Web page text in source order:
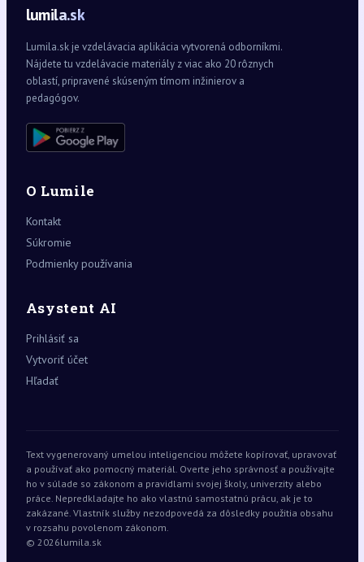
lumila.sk
Lumila.sk je vzdelávacia aplikácia vytvorená odborníkmi.
Nájdete tu vzdelávacie materiály z viac ako 20 rôznych
oblastí, pripravené skúseným tímom inžinierov a
pedagógov.
O Lumile
Kontakt
Súkromie
Podmienky používania
Asystent AI
Prihlásiť sa
Vytvoriť účet
Hľadať
Text vygenerovaný umelou inteligenciou môžete kopírovať, upravovať
a používať ako pomocný materiál. Overte jeho správnosť a používajte
ho v súlade so zákonom a pravidlami svojej školy, univerzity alebo
práce. Nepredkladajte ho ako vlastnú samostatnú prácu, ak je to
zakázané. Vlastník služby nezodpovedá za dôsledky použitia obsahu
v rozsahu povolenom zákonom.
© 2026lumila.sk